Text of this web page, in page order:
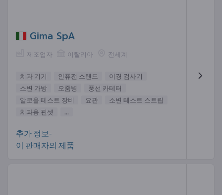
Gima SpA
제조업자 이탈리아 전세계
치과 기기 인퓨전 스탠드
이경 검사기
소변 가방
오줌병
풍선 카테터
알코올 테스트 장비
요관
소변 테스트 스트립
치과용 핀셋
...
추가 정보-
이 판매자의 제품